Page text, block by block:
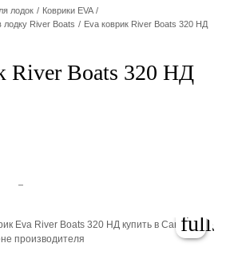
лодок
Коврики EVA
лодку River Boats
Eva коврик River Boats 320 НД
River Boats 320 НД